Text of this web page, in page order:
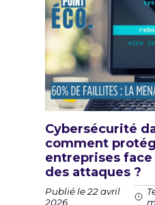
Cybersécurité
comment
entreprises face
des attaques ?
Publié le 22 avril
2026